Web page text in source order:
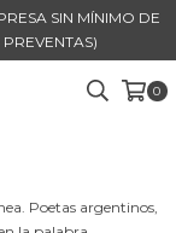
SIN MÍNIMO DE
0
Poetas argentinos,